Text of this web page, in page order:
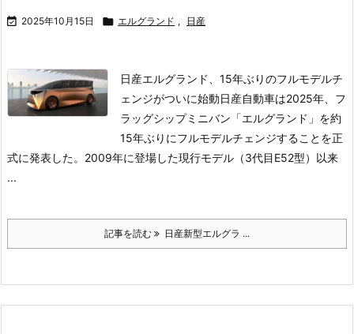
 2025年10月15日  エルグランド , 日産
日産エルグランド、15年ぶりのフルモデルチ
ェンジがついに始動日産自動車は2025年、フ
ラッグシップミニバン「エルグランド」を約
15年ぶりにフルモデルチェンジすることを正
式に発表した。2009年に登場した現行モデル（3代目E52型）以来
...
記事を読む 日産新型エルグラ ...